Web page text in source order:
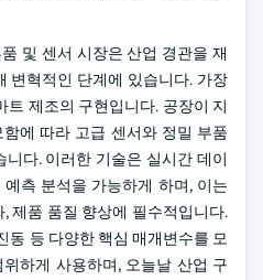
및 센서 시장은 산업 경관을 재
변혁적인 단계에 있습니다. 가장
트 제조의 구현입니다. 공장이 지
에 따라 고급 센서와 정밀 부품
다. 이러한 기술은 실시간 데이
측 분석을 가능하게 하며, 이는
제품 품질 향상에 필수적입니다.
동 등 다양한 핵심 매개변수를 모
하게 사용하며, 오늘날 산업 구